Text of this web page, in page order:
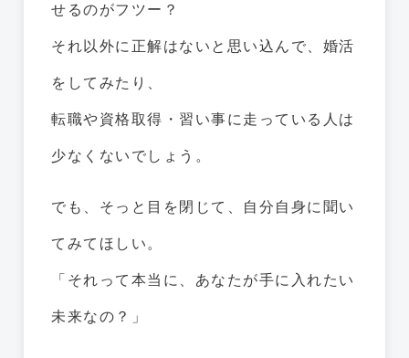
せるのがフツー？
それ以外に正解はないと思い込んで、婚活
をしてみたり、
転職や資格取得・習い事に走っている人は
少なくないでしょう。
でも、そっと目を閉じて、自分自身に聞い
てみてほしい。
「それって本当に、あなたが手に入れたい
未来なの？」